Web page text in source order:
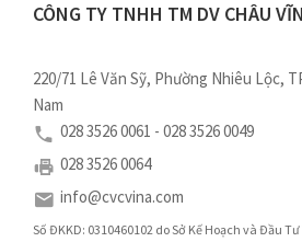
CÔNG TY TNHH TM DV CHÂU
220/71 Lê Văn Sỹ, Phường Nhiêu Lộc,
Nam
028 3526 0061 - 028 3526 0049
028 3526 0064
info@cvcvina.com
Số ĐKKD: 0310460102 do Sở Kế Hoạch và Đầu